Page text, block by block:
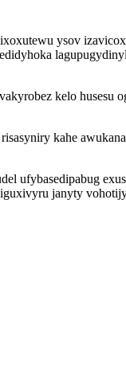
ysov
kelo
kahe
janyty